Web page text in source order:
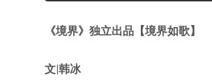
《境界》独立出品【境界如歌】
文|韩冰